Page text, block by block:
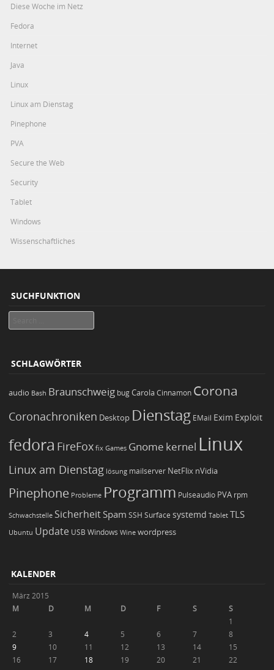
Diese Woche im Netz
Fedora
Internet
Java
Linux
Linux am Dienstag
Pinephone
PVA
Secure the Web
Security
Tablet
Windows
Wissenschaftliches
SUCHFUNKTION
SCHLAGWÖRTER
audio Bash Braunschweig bugCarola Cinnamon Corona
Coronachroniken Desktop Dienstag EMail Exim Exploit
fedora FireFox fix Games Gnome kernel Linux
Linux am Dienstag lösung mailserver NetFlix nVidia
Pinephone Probleme Programm Pulseaudio PVA rpm
Schwachstelle Sicherheit Spam SSH Surface systemd Tablet TLS
Ubuntu Update USB Windows Wine wordpress
KALENDER
März 2015
M
D M D F S
S
1
2
3 4 5 6 7
8
9
10 11 12 13 14
15
16
17 18 19 20 21
22